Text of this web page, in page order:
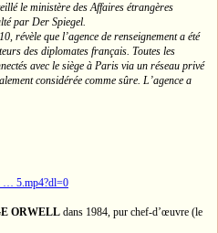
le ministère des Affaires étrangères
par Der Spiegel.
révèle que l’agence de renseignement a été
des diplomates français. Toutes les
avec le siège à Paris via un réseau privé
considérée comme sûre. L’agence a
… 5.mp4?dl=0
ORWELL dans 1984, pur chef-d’œuvre (le